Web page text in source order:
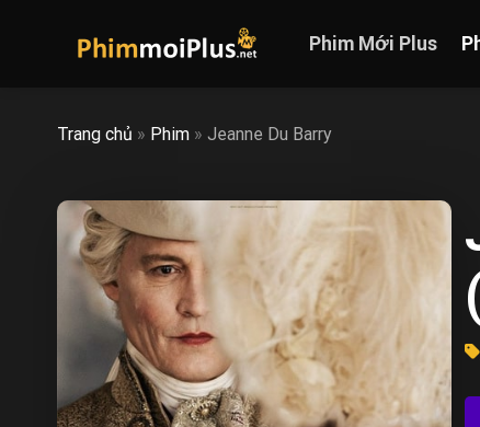
Phim Mới Plus
Trang chủ » Phim » Jeanne Du Barry